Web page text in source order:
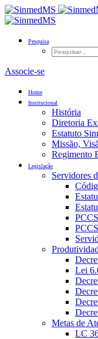
Pesquisa
Associe-se
Home
Institucional
História
Diretoria
Estatuto
Missão,
Regimento
Legislação
Servidores
Lei
Metas de
LC